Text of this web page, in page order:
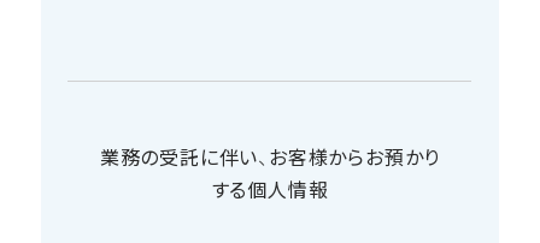
業務の受託に伴い、お客様からお預かり
する個人情報